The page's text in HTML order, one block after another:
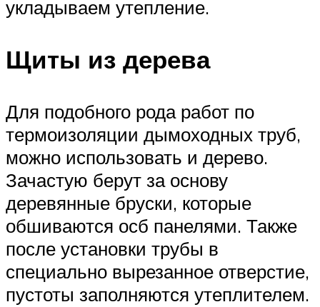
укладываем утепление.
Щиты из дерева
Для подобного рода работ по
термоизоляции дымоходных труб,
можно использовать и дерево.
Зачастую берут за основу
деревянные бруски, которые
обшиваются осб панелями. Также
после установки трубы в
специально вырезанное отверстие,
пустоты заполняются утеплителем.